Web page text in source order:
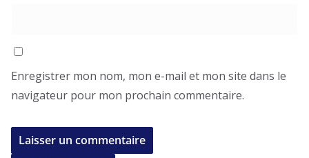
Enregistrer mon nom, mon e-mail et mon site dans le
navigateur pour mon prochain commentaire.